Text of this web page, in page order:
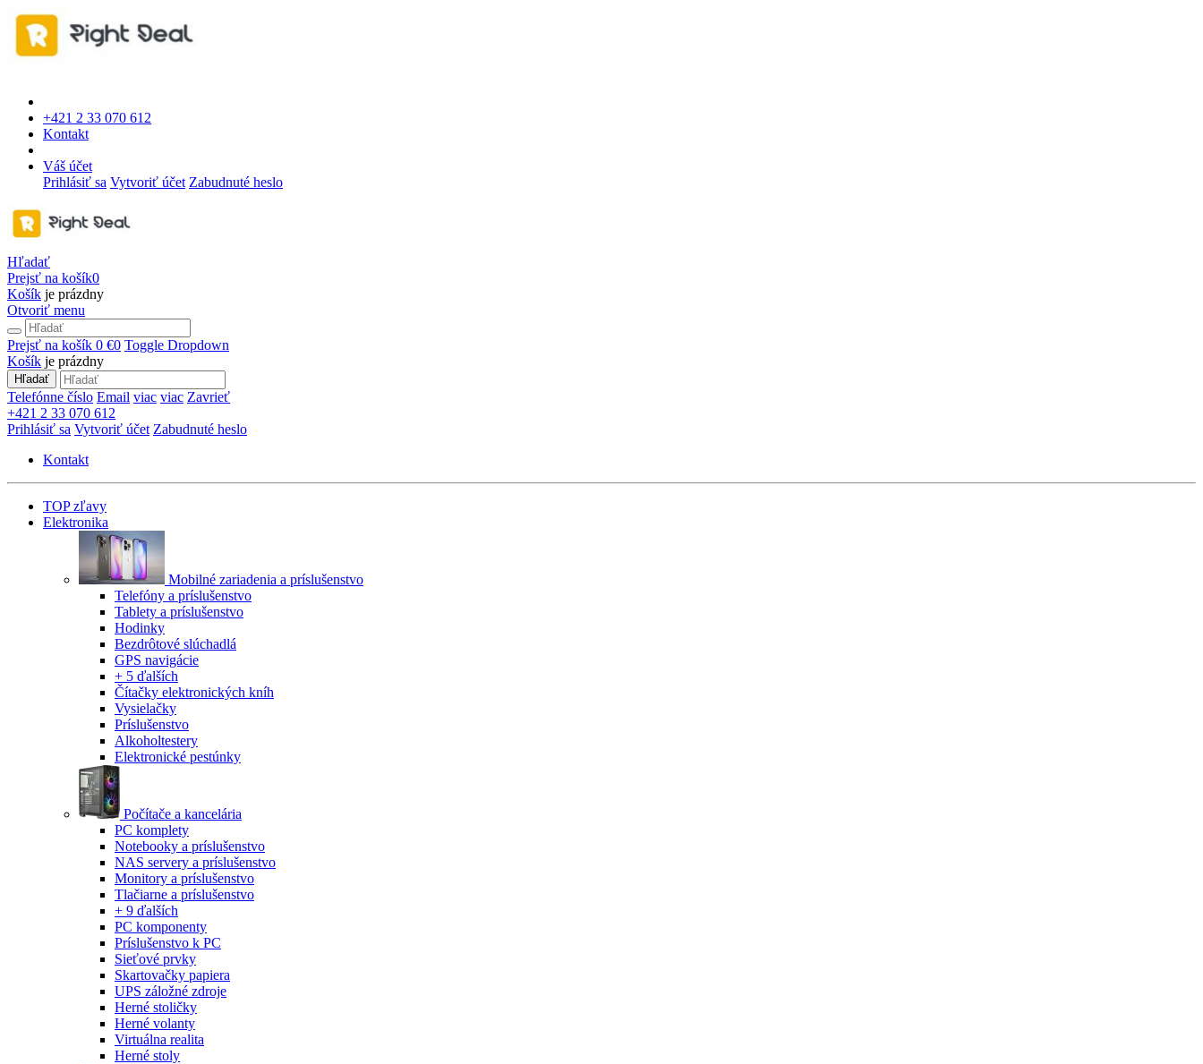
+421 2 33 070 612
Kontakt
Váš účet
Prihlásiť sa Vytvoriť účet Zabudnuté heslo
Hľadať
Prejsť na košík0
Košík je prázdny
Otvoriť menu
Prejsť na košík 0 €0 Toggle Dropdown
Košík je prázdny
Hľadať
Telefónne číslo Email viac viac Zavrieť
+421 2 33 070 612
Prihlásiť sa Vytvoriť účet Zabudnuté heslo
Kontakt
TOP zľavy
Elektronika
Mobilné zariadenia a príslušenstvo
Telefóny a príslušenstvo
Tablety a príslušenstvo
Hodinky
Bezdrôtové slúchadlá
GPS navigácie
+ 5 ďalších
Čítačky elektronických kníh
Vysielačky
Príslušenstvo
Alkoholtestery
Elektronické pestúnky
Počítače a kancelária
PC komplety
Notebooky a príslušenstvo
NAS servery a príslušenstvo
Monitory a príslušenstvo
Tlačiarne a príslušenstvo
+ 9 ďalších
PC komponenty
Príslušenstvo k PC
Sieťové prvky
Skartovačky papiera
UPS záložné zdroje
Herné stoličky
Herné volanty
Virtuálna realita
Herné stoly